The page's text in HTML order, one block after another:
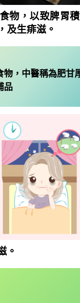
物，以致脾胃
及生痱滋。
，中醫稱為肥甘
品
。